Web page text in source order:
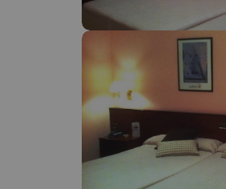
Es sieht so aus, als